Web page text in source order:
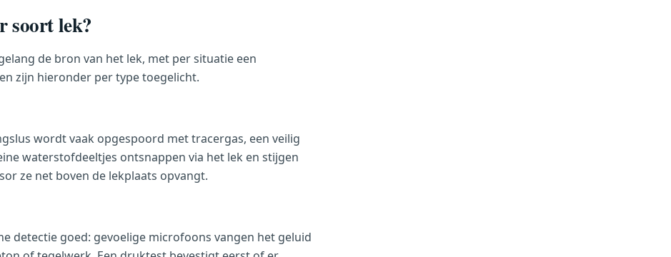
soort lek?
de bron van het lek, met per situatie een
zijn hieronder per type toegelicht.
wordt vaak opgespoord met tracergas, een veilig
waterstofdeeltjes ontsnappen via het lek en stijgen
ze net boven de lekplaats opvangt.
detectie goed: gevoelige microfoons vangen het geluid